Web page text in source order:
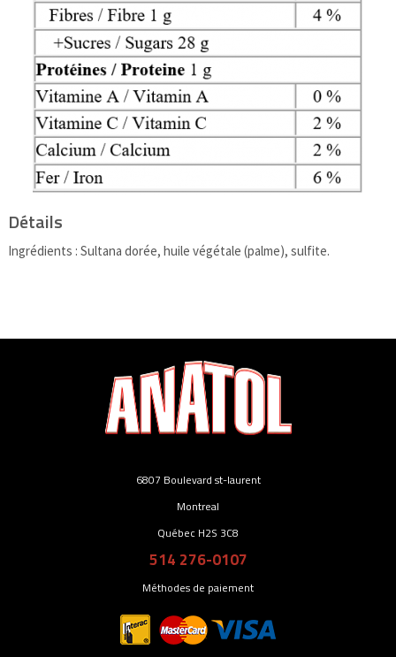
Détails
Ingrédients : Sultana dorée, huile végétale (palme), sulfite.
6807 Boulevard st-laurent
Montreal
Québec H2S 3C8
514 276-0107
Méthodes de paiement